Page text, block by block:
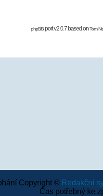
phpBBport v2.0.7 based onTom
Copyright © Redakční
Čas potřebný ke